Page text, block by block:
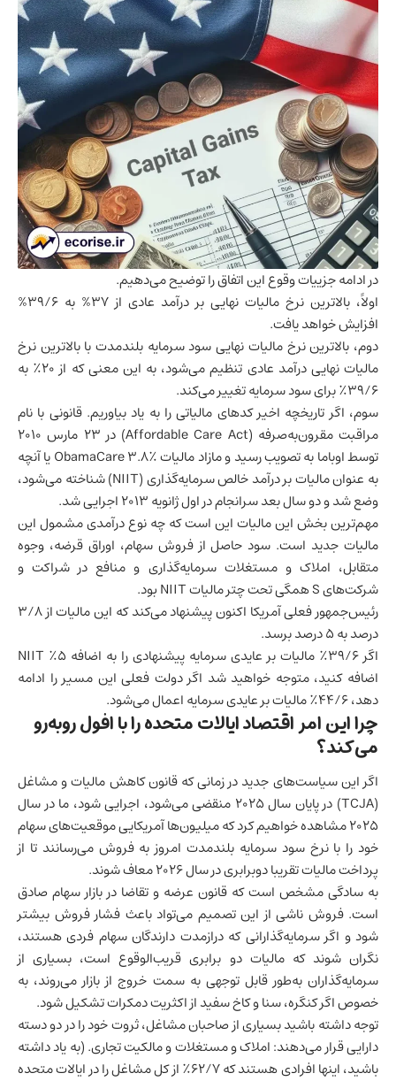
در ادامه جزییات وقوع این اتفاق را توضیح می‌دهیم.
اولاً، بالاترین نرخ مالیات نهایی بر درآمد عادی از 37% به 39/6%
افزایش خواهد یافت.
دوم، بالاترین نرخ مالیات نهایی سود سرمایه بلندمدت با بالاترین نرخ
مالیات نهایی درآمد عادی تنظیم می‌شود، به این معنی که از 20٪ به
39/6٪ برای سود سرمایه تغییر می‌کند.
سوم، اگر تاریخچه اخیر کد‌های مالیاتی را به یاد بیاوریم. قانونی با نام
مراقبت مقرون‌به‌صرفه (Affordable Care Act) در 23 مارس 2010
توسط اوباما به تصویب رسید و مازاد مالیات ObamaCare 3.8٪ یا آنچه
به عنوان مالیات بر درآمد خالص سرمایه‌گذاری (NIIT) شناخته می‌شود،
وضع شد و دو سال بعد سرانجام در اول ژانویه 2013 اجرایی شد.
مهم‌ترین بخش این مالیات این است که چه نوع درآمدی مشمول این
مالیات جدید است. سود حاصل از فروش سهام، اوراق قرضه، وجوه
متقابل، املاک و مستغلات سرمایه‌گذاری و منافع در شراکت و
شرکت‌های S همگی تحت چتر مالیات NIIT بود.
رئیس‌جمهور فعلی آمریکا اکنون پیشنهاد می‌کند که این مالیات از 3/8
درصد به 5 درصد برسد.
اگر 39/6٪ مالیات بر عایدی سرمایه پیشنهادی را به اضافه 5٪ NIIT
اضافه کنید، متوجه خواهید شد اگر دولت فعلی این مسیر را ادامه
دهد، 44/6٪ مالیات بر عایدی سرمایه اعمال می‌شود.
چرا این امر اقتصاد ایالات متحده را با افول روبه‌رو
می‌کند؟
اگر این سیاست‌های جدید در زمانی که قانون کاهش مالیات و مشاغل
(TCJA) در پایان سال 2025 منقضی می‌شود، اجرایی شود، ما در سال
2025 مشاهده خواهیم کرد که میلیون‌ها آمریکایی موقعیت‌های سهام
خود را با نرخ سود سرمایه بلندمدت امروز به فروش می‌رسانند تا از
پرداخت مالیات تقریبا دوبرابری در سال 2026 معاف شوند.
به سادگی مشخص است که قانون عرضه و تقاضا در بازار سهام صادق
است. فروش ناشی از این تصمیم می‌تواد باعث فشار فروش بیشتر
شود و اگر سرمایه‌گذارانی که درازمدت دارندگان سهام فردی هستند،
نگران شوند که مالیات دو برابری قریب‌الوقوع است، بسیاری از
سرمایه‌گذاران به‌طور قابل توجهی به سمت خروج از بازار می‌روند، به
خصوص اگر کنگره، سنا و کاخ سفید از اکثریت دمکرات تشکیل شود.
توجه داشته باشید بسیاری از صاحبان مشاغل، ثروت خود را در دو دسته
دارایی قرار می‌دهند: املاک و مستغلات و مالکیت تجاری. (به یاد داشته
باشید، اینها افرادی هستند که 62/7٪ از کل مشاغل را در
ایالات متحده